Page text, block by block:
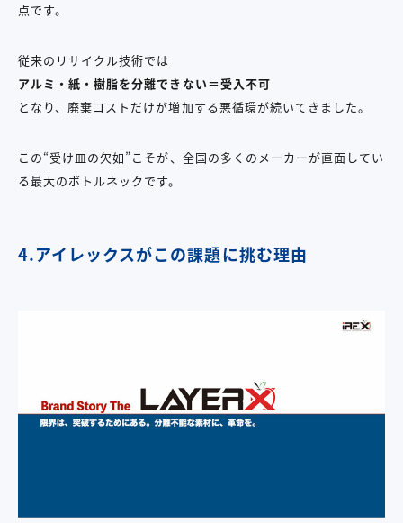
点です。
従来のリサイクル技術では
アルミ・紙・樹脂を分離できない＝受入不可
となり、廃棄コストだけが増加する悪循環が続いてきました。
この“受け皿の欠如”こそが、全国の多くのメーカーが直面してい
る最大のボトルネックです。
4.アイレックスがこの課題に挑む理由